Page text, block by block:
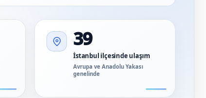
39
İstanbul ilçesinde ulaşım
Avrupa ve Anadolu Yakası
genelinde